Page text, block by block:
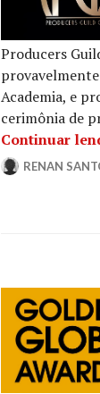
Producers
Academia, e
cerimônia de
Continuar
RENAN